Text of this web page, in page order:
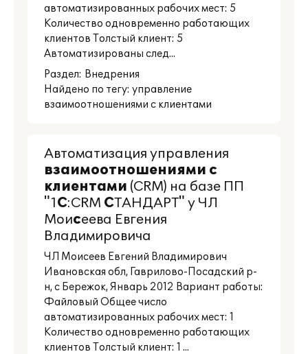
автоматизированных рабочих мест: 5
Количество одновременно работающих
клиентов Толстый клиент: 5
Автоматизированы след...
Раздел: Внедрения
Найдено по тегу: управление
взаимоотношениями с клиентами
Автоматизация управления
взаимоотношениями с
клиентами (CRM) на базе ПП
"1С:CRM СТАНДАРТ" у ЧЛ
Моисеева Евгения
Владимировича
ЧЛ Моисеев Евгений Владимирович
Ивановская обл, Гаврилово-Посадский р-
н, с Бережок, Январь 2012 Вариант работы:
Файловый Общее число
автоматизированных рабочих мест: 1
Количество одновременно работающих
клиентов Толстый клиент: 1 ...